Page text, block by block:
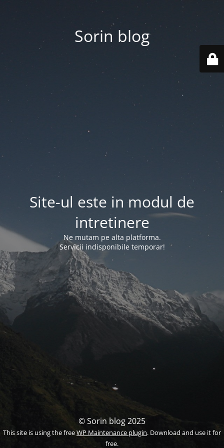
Sorin blog
Site-ul este in modul de
intretinere
Ne mutam pe alta platforma.
Servicii indisponibile temporar!
© Sorin blog 2025
This site is using the freeWP Maintenance plugin. Download and use it for
free.